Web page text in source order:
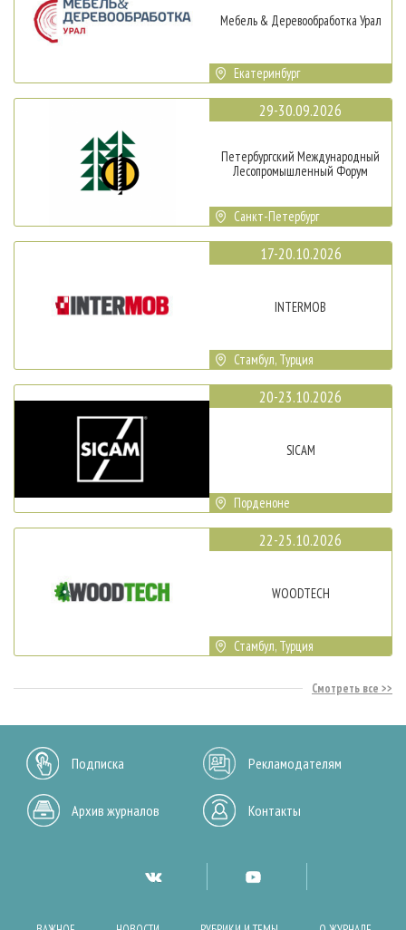
Мебель & Деревообработка Урал
Екатеринбург
29-30.09.2026
Петербургский Международный
Лесопромышленный Форум
Санкт-Петербург
17-20.10.2026
INTERMOB
Стамбул, Турция
20-23.10.2026
SICAM
Порденоне
22-25.10.2026
WOODTECH
Стамбул, Турция
Смотреть все
Подписка Рекламодателям
Архив журналов Контакты